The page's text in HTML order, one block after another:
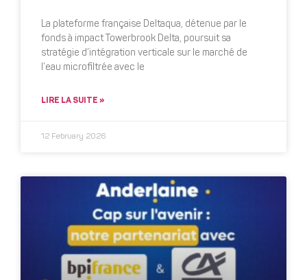
La plateforme française Deltaqua, détenue par le
fonds à impact Towerbrook Delta, poursuit sa
stratégie d’intégration verticale sur le marché de
l’eau microfiltrée avec le
LIRE LA SUITE »
12 February 2026